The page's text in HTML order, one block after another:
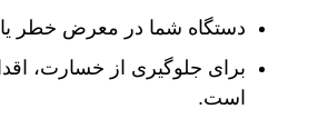
دستگاه شما در معرض خطر
برای جلوگیری از خسارت،
است.